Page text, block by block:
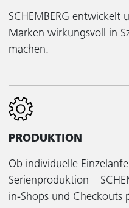
SCHEMBERG entwickelt
Marken wirkungsvoll in
machen.
PRODUKTION
Ob individuelle
Serienproduktion –
in-Shops und Checkouts